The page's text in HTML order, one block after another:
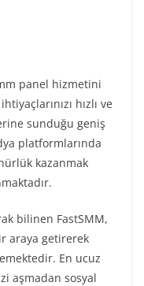
panel hizmetini
hızlı ve
sunduğu geniş
platformlarında
kazanmak
bilinen FastSMM,
araya getirerek
En ucuz
aşmadan sosyal